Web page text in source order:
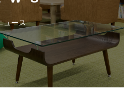
ュース